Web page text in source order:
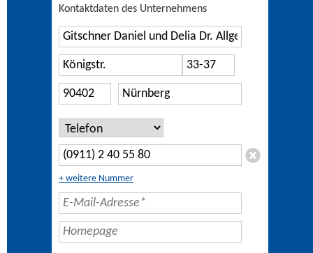
Kontaktdaten des Unternehmens
+ weitere Nummer